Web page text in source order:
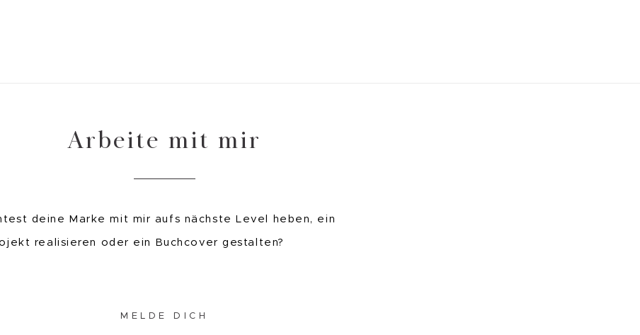
Arbeite mit mir
deine Marke mit mir aufs nächste Level heben, ein
realisieren oder ein Buchcover gestalten?
MELDE DICH